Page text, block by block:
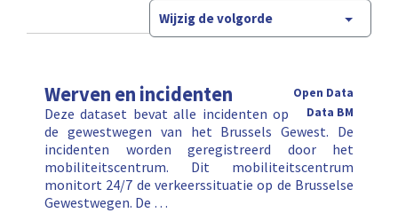
Wijzig de volgorde
Werven en incidenten
Open Data
Data BM
Deze dataset bevat alle incidenten op
de gewestwegen van het Brussels Gewest. De
incidenten worden geregistreerd door het
mobiliteitscentrum. Dit mobiliteitscentrum
monitort 24/7 de verkeerssituatie op de Brusselse
Gewestwegen. De …